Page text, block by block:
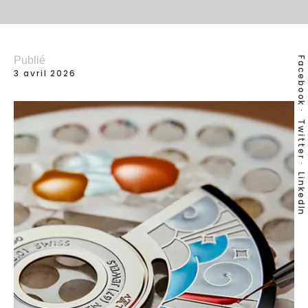
Facebook
Twitter
LinkedIn
Publié
3 avril 2026